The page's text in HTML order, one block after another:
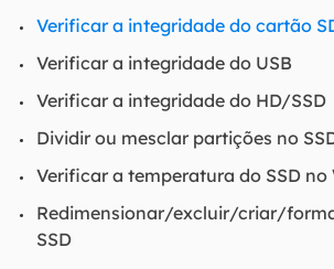
Verificar a integridade do cartão
Verificar a integridade do USB
Verificar a integridade do HD/SSD
Dividir ou mesclar partições no
Verificar a temperatura do SSD no
Redimensionar/excluir/criar/
SSD